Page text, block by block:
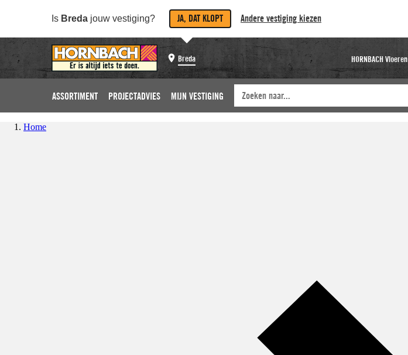
Is Breda jouw vestiging? JA, DAT KLOPT Andere vestiging kiezen
Breda HORNBACH Vloeren
ASSORTIMENT PROJECTADVIES MIJN VESTIGING
Home